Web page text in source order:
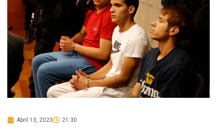
Abril 13, 2023 21:30